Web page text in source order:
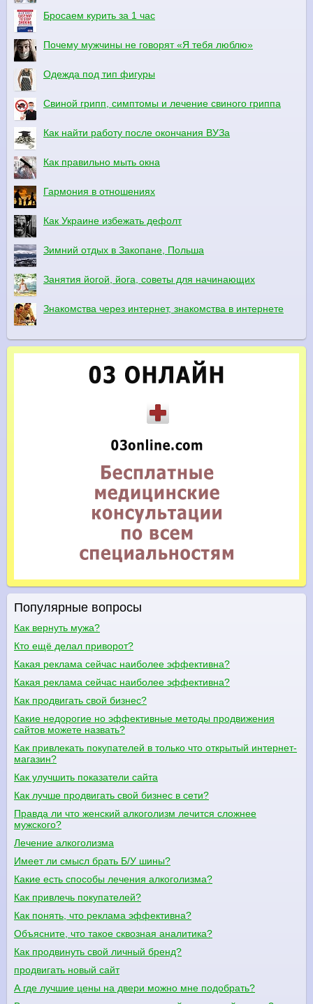
Бросаем курить за 1 час
Почему мужчины не говорят «Я тебя люблю»
Одежда под тип фигуры
Свиной грипп, симптомы и лечение свиного гриппа
Как найти работу после окончания ВУЗа
Как правильно мыть окна
Гармония в отношениях
Как Украине избежать дефолт
Зимний отдых в Закопане, Польша
Занятия йогой, йога, советы для начинающих
Знакомства через интернет, знакомства в интернете
Популярные вопросы
Как вернуть мужа?
Кто ещё делал приворот?
Какая реклама сейчас наиболее эффективна?
Какая реклама сейчас наиболее эффективна?
Как продвигать свой бизнес?
Какие недорогие но эффективные методы продвижения
сайтов можете назвать?
Как привлекать покупателей в только что открытый интернет-
магазин?
Как улучшить показатели сайта
Как лучше продвигать свой бизнес в сети?
Правда ли что женский алкоголизм лечится сложнее
мужского?
Лечение алкоголизма
Имеет ли смысл брать Б/У шины?
Какие есть способы лечения алкоголизма?
Как привлечь покупателей?
Как понять, что реклама эффективна?
Объясните, что такое сквозная аналитика?
Как продвинуть свой личный бренд?
продвигать новый сайт
А где лучшие цены на двери можно мне подобрать?